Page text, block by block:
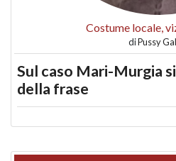
Costume locale,
diPussy
Sul caso Mari-Murgia
della frase